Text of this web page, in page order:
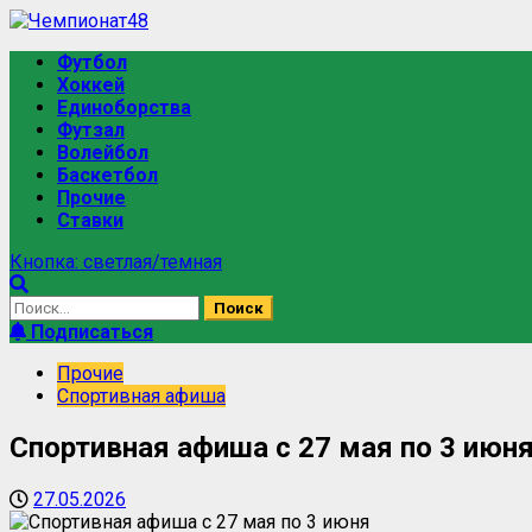
Футбол
Хоккей
Единоборства
Футзал
Волейбол
Баскетбол
Прочие
Ставки
Кнопка: светлая/темная
Подписаться
Прочие
Спортивная афиша
Спортивная афиша с 27 мая по 3
27.05.2026